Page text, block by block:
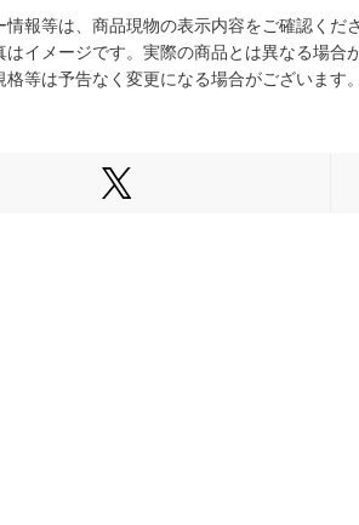
情報等は、商品現物の表示内容をご確認くださ
はイメージです。実際の商品とは異なる場合
格等は予告なく変更になる場合がございます。
Xでシェアする